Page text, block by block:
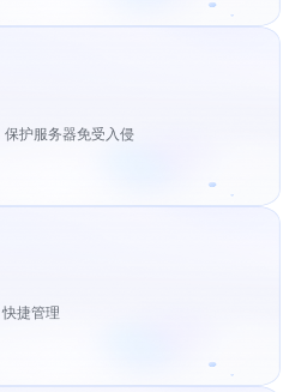
护服务器免受入侵
捷管理